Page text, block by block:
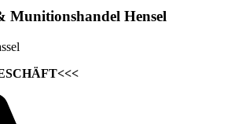
Munitionshandel Hensel